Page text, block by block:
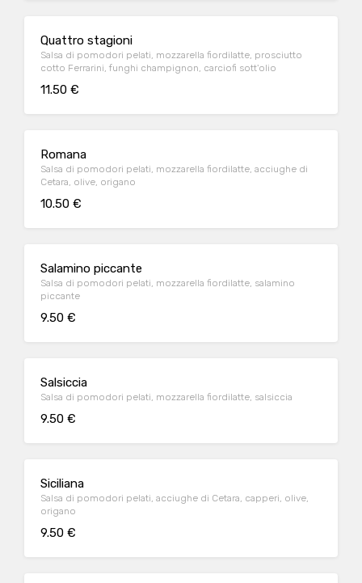
Quattro stagioni
Salsa di pomodori pelati, mozzarella fiordilatte, prosciutto
cotto Ferrarini, funghi champignon, carciofi sott'olio
11.50 €
Romana
Salsa di pomodori pelati, mozzarella fiordilatte, acciughe di
Cetara, olive, origano
10.50 €
Salamino piccante
Salsa di pomodori pelati, mozzarella fiordilatte, salamino
piccante
9.50 €
Salsiccia
Salsa di pomodori pelati, mozzarella fiordilatte, salsiccia
9.50 €
Siciliana
Salsa di pomodori pelati, acciughe di Cetara, capperi, olive,
origano
9.50 €